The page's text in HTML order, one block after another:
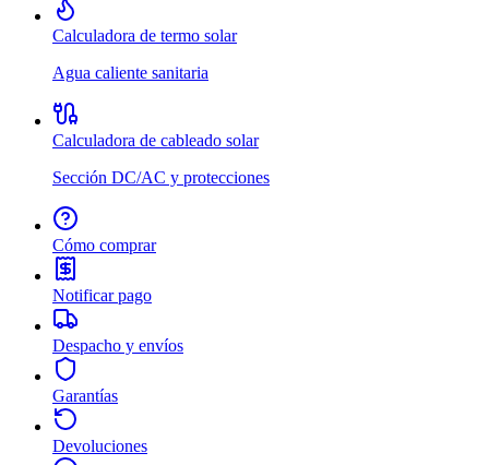
Calculadora de termo solar
Agua caliente sanitaria
Calculadora de cableado solar
Sección DC/AC y protecciones
Cómo comprar
Notificar pago
Despacho y envíos
Garantías
Devoluciones